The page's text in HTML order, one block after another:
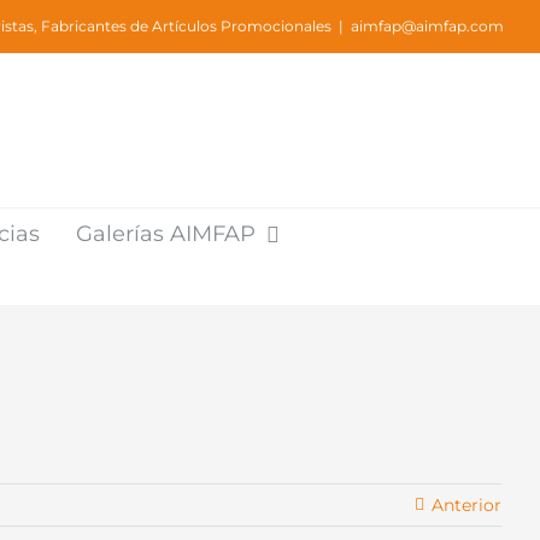
Fabricantes de Artículos Promocionales | aimfap@aimfap.com
Galerías AIMFAP
Anterior